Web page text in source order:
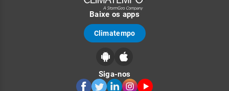
Baixe os apps
Climatempo
Siga-nos